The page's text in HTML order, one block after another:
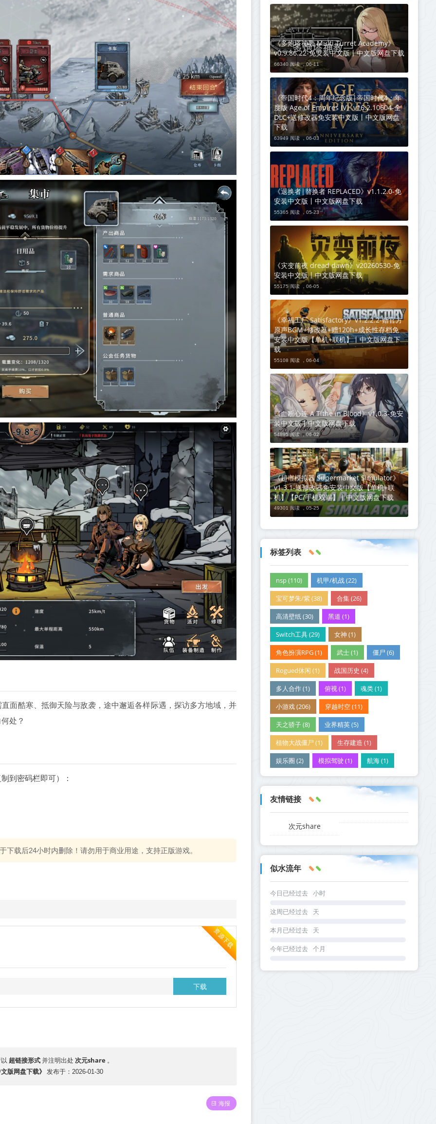
面酷寒、抵御天险与敌袭，途中邂逅各样际遇，探访多方地域，并
处？
到密码栏即可）：
载后24小时内删除！请勿用于商业用途，支持正版游戏。
资源下载
下载
超链接形式 并注明出处 次元share 。
版网盘下载》 发布于：2026-01-30
海报
《多炮塔神教 Multi Turret Academy》
v0.9.86.22-免安装中文版丨中文版网盘下载
66340 阅读 ，06-11
《帝国时代4：周年纪念版|帝国时代4：年
度版 Age of Empires IV》v16.2.10604-全
DLC+送修改器免安装中文版丨中文版网盘
下载
63949 阅读 ，06-03
《退换者|替换者 REPLACED》v1.1.2.0-免
安装中文版丨中文版网盘下载
55365 阅读 ，05-23
《灾变前夜 dread dawn》v20260530-免
安装中文版丨中文版网盘下载
55175 阅读 ， 06-05
《幸福工厂 Satisfactory》v1.2.2.2-赠官方
原声BGM+修改器+赠120h+成长性存档免
安装中文版【单机+联机】丨中文版网盘下
载
55108 阅读 ， 06-04
《血断心连 A Tithe in Blood》v1.0.3-免安
装中文版丨中文版网盘下载
54895 阅读 ，06-02
《超市模拟器 Supermarket Simulator》
v1.3.1-送修改器免安装中文版【单机+联
机】【PC/手机双端】丨中文版网盘下载
49301 阅读 ，05-25
标签列表
nsp (110) 机甲/机战 (22)
宝可梦朱/紫 (38) 合集 (26)
高清壁纸 (30) 黑道 (1)
Switch工具 (29) 女神 (1)
角色扮演RPG (1) 武士 (1) 僵尸 (6)
Rogued休闲 (1) 战国历史 (4)
多人合作 (1) 俯视 (1) 魂类 (1)
小游戏 (206) 穿越时空 (11)
天之骄子 (8) 业界精英 (5)
植物大战僵尸 (1) 生存建造 (1)
娱乐圈 (2) 模拟驾驶 (1) 航海 (1)
友情链接
次元share
似水流年
今日已经过去 小时
这周已经过去 天
本月已经过去 天
今年已经过去 个月